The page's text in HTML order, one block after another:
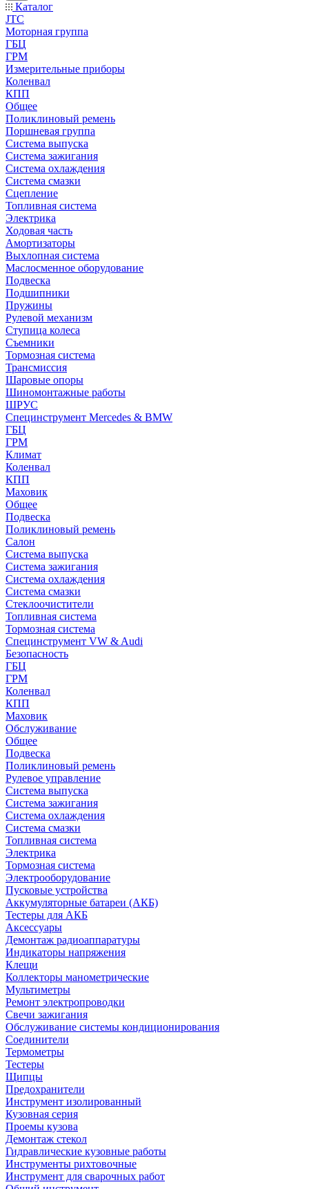
Каталог
JTC
Моторная группа
ГБЦ
ГРМ
Измерительные приборы
Коленвал
КПП
Общее
Поликлиновый ремень
Поршневая группа
Система выпуска
Система зажигания
Система охлаждения
Система смазки
Сцепление
Топливная система
Электрика
Ходовая часть
Амортизаторы
Выхлопная система
Маслосменное оборудование
Подвеска
Подшипники
Пружины
Рулевой механизм
Ступица колеса
Съемники
Тормозная система
Трансмиссия
Шаровые опоры
Шиномонтажные работы
ШРУС
Специнструмент Mercedes & BMW
ГБЦ
ГРМ
Климат
Коленвал
КПП
Маховик
Общее
Подвеска
Поликлиновый ремень
Салон
Система выпуска
Система зажигания
Система охлаждения
Система смазки
Стеклоочистители
Топливная система
Тормозная система
Специнструмент VW & Audi
Безопасность
ГБЦ
ГРМ
Коленвал
КПП
Маховик
Обслуживание
Общее
Подвеска
Поликлиновый ремень
Рулевое управление
Система выпуска
Система зажигания
Система охлаждения
Система смазки
Топливная система
Электрика
Тормозная система
Электрооборудование
Пусковые устройства
Аккумуляторные батареи (АКБ)
Тестеры для АКБ
Аксессуары
Демонтаж радиоаппаратуры
Индикаторы напряжения
Клещи
Коллекторы манометрические
Мультиметры
Ремонт электропроводки
Свечи зажигания
Обслуживание системы кондиционирования
Соединители
Термометры
Тестеры
Щипцы
Предохранители
Инструмент изолированный
Кузовная серия
Проемы кузова
Демонтаж стекол
Гидравлические кузовные работы
Инструменты рихтовочные
Инструмент для сварочных работ